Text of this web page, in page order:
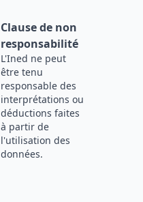
Clause de non
responsabilité
L'Ined ne peut
être tenu
responsable des
interprétations ou
déductions faites
à partir de
l'utilisation des
données.